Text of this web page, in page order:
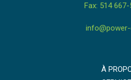
Fax: 514 667-
À